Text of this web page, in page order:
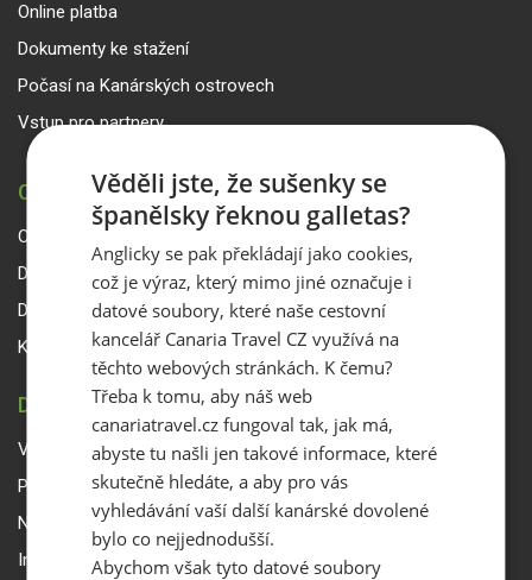
Online platba
Dokumenty ke stažení
Počasí na Kanárských ostrovech
Vstup pro partnery
CANARIA TRAVEL CZ
O Canaria Travel CZ
Dárkové poukazy
Delegáti
Kontakty
DŮLEŽITÉ INFORMACE
Všeobecné smluvní podmínky a reklamační řád
Přepravní podmínky Smartwings
Nastavení a ochrana soukromí
Informace k rezervaci zájezdu
Věděli jste, že sušenky se
španělsky řeknou galletas?
Anglicky se pak překládají jako cookies,
což je výraz, který mimo jiné označuje i
datové soubory, které naše cestovní
kancelář Canaria Travel CZ využívá na
těchto webových stránkách. K čemu?
Třeba k tomu, aby náš web
canariatravel.cz fungoval tak, jak má,
abyste tu našli jen takové informace, které
skutečně hledáte, a aby pro vás
vyhledávání vaší další kanárské dovolené
bylo co nejjednodušší.
Abychom však tyto datové soubory